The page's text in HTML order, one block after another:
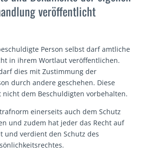
veröffentlicht
Person selbst darf amtliche
in ihrem Wortlaut veröffentlichen.
dies mit Zustimmung der
durch andere geschehen. Diese
nicht dem Beschuldigten vorbehalten.
einerseits auch dem Schutz
und zudem hat jeder das Recht auf
und verdient den Schutz des